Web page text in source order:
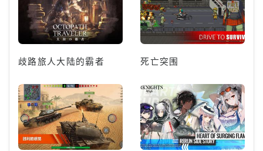
歧路旅人大陆的霸者 死亡突围